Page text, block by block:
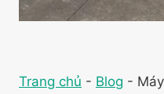
Trang chủ - Blog -